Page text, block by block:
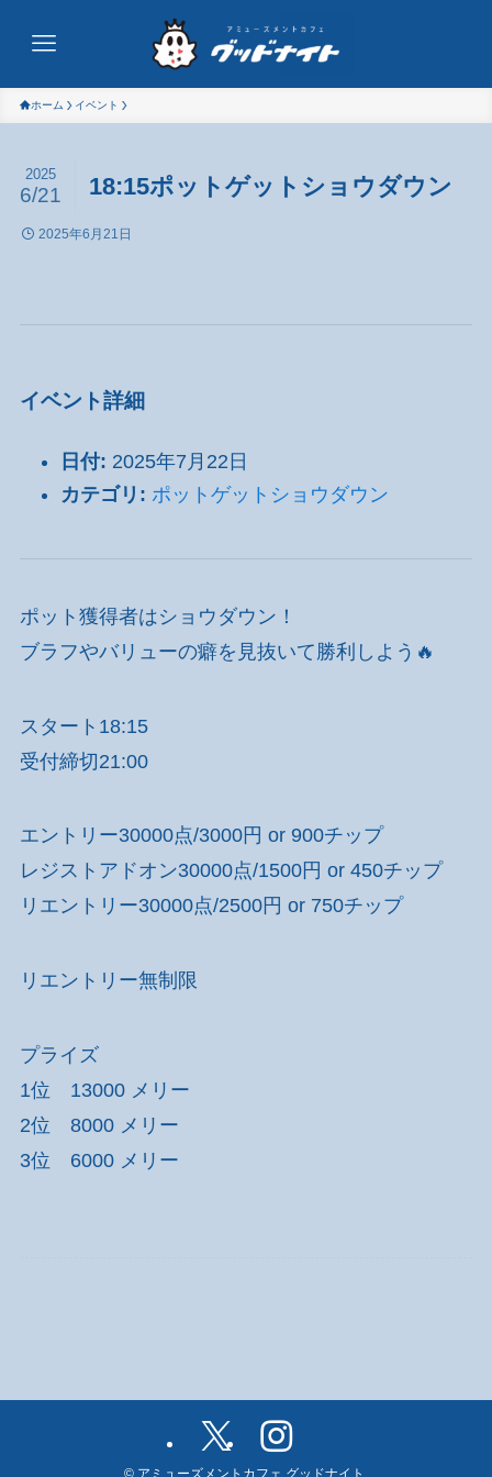
ホーム イベント
18:15ポットゲットショウダウン
2025
6/21
2025年6月21日
イベント詳細
日付: 2025年7月22日
カテゴリ: ポットゲットショウダウン
ポット獲得者はショウダウン！
ブラフやバリューの癖を見抜いて勝利しよう🔥
スタート18:15
受付締切21:00
エントリー30000点/3000円 or 900チップ
レジストアドオン30000点/1500円 or 450チップ
リエントリー30000点/2500円 or 750チップ
リエントリー無制限
プライズ
1位 13000 メリー
2位 8000 メリー
3位 6000 メリー
© アミューズメントカフェ グッドナイト.